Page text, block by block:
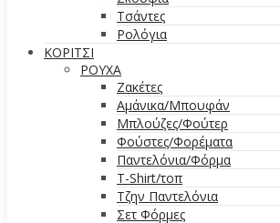
Τσάντες
Ρολόγια
ΚΟΡΙΤΣΙ
ΡΟΥΧΑ
Ζακέτες
Αμάνικα/Μπουφάν
Μπλούζες/Φούτερ
Φούστες/Φορέματα
Παντελόνια/Φόρμα
T-Shirt/τοπ
Τζην Παντελόνια
Σετ Φόρμες